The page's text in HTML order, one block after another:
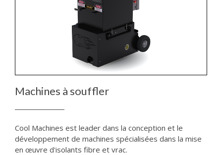
Machines à souffler
Cool Machines est leader dans la conception et le
développement de machines spécialisées dans la mise
en œuvre d'isolants fibre et vrac.